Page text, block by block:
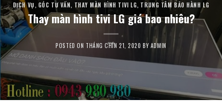
DỊCH VỤ, GÓC TƯ VẤN, THAY MÀN HÌNH TIVI LG, TRUNG TÂM BẢO HÀNH LG
Thay màn hình tivi LG giá bao nhiêu?
POSTED ON THÁNG CHÍN 21, 2020 BY ADMIN